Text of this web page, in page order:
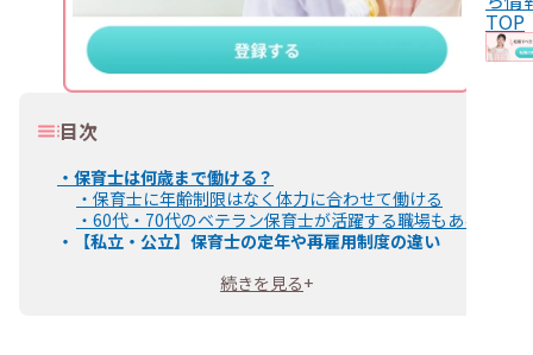
TOP
目次
・ 保育士は何歳まで働ける？
・ 保育士に年齢制限はなく体力に合わせて働ける
・ 60代・70代のベテラン保育士が活躍する職場もある
・
【私立・公立】保育士の定年や再雇用制度の違い
公立保育園の定年は60歳から65歳に引き上げ中
続きを見る+